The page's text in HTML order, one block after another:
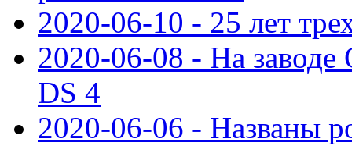
2020-06-10 - 25 лет
2020-06-08 - На заводе
DS 4
2020-06-06 - Названы